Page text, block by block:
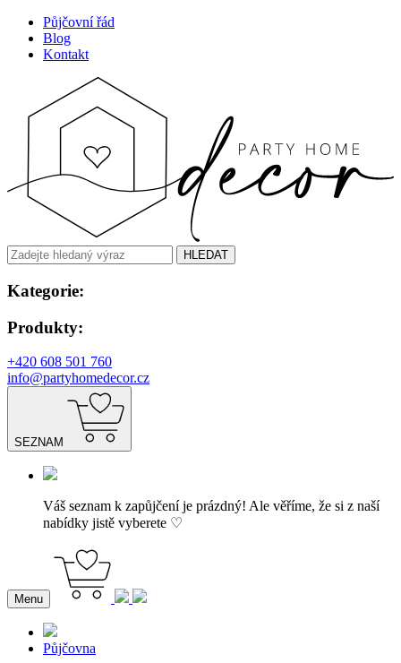
Půjčovní řád
Blog
Kontakt
HLEDAT
Kategorie:
Produkty:
+420 608 501 760
info@partyhomedecor.cz
SEZNAM
Váš seznam k zapůjčení je prázdný! Ale věříme, že si z naší
nabídky jistě vyberete ♡
Menu
Půjčovna